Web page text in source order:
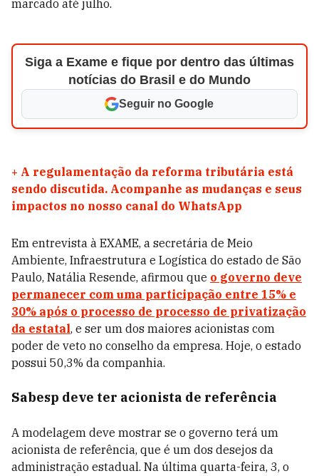
marcado até julho.
Siga a Exame e fique por dentro das últimas
notícias do Brasil e do Mundo
Seguir no Google
+ A regulamentação da reforma tributária está
sendo discutida. Acompanhe as mudanças e seus
impactos no nosso canal do WhatsApp
Em entrevista à EXAME, a secretária de Meio
Ambiente, Infraestrutura e Logística do estado de São
Paulo, Natália Resende, afirmou que o governo deve
permanecer com uma participação entre 15% e
30% após o processo de processo de privatização
da estatal, e ser um dos maiores acionistas com
poder de veto no conselho da empresa. Hoje, o estado
possui 50,3% da companhia.
Sabesp deve ter acionista de referência
A modelagem deve mostrar se o governo terá um
acionista de referência, que é um dos desejos da
administração estadual. Na última quarta-feira, 3, o